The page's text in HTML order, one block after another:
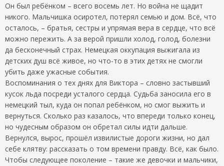
Он был ребёнком – всего восемь лет. Но война не щадит
никого. Мальчишка осиротел, потерял семью и дом. Всё, что
осталось, – братья, сестры и упрямая вера в сердце, что всё
можно пережить. А за верой пришли холод, голод, болезни
да бесконечный страх. Немецкая оккупация выжигала из
детских душ всё живое, но что-то в этих детях не смогли
убить даже ужасные события.
Воспоминания о тех днях для Виктора – словно застывший
кусок льда посреди усталого сердца. Судьба заносила его в
немецкий тыл, куда он попал ребёнком, но смог выжить и
вернуться. Сколько раз казалось, что впереди только конец,
но чудесным образом он обретал силы идти дальше.
Вернулся, вырос, прошёл извилистые дороги жизни, но дал
себе клятву: рассказать о том времени правду. Всё, как было.
Чтобы следующее поколение – такие же девочки и мальчики,